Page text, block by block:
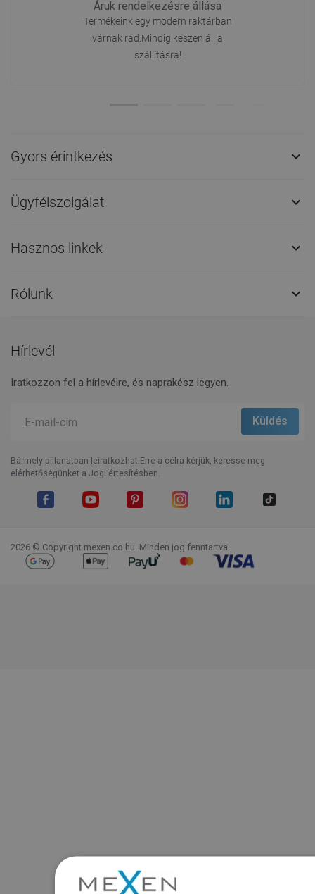
Áruk rendelkezésre állása
Termékeink egy modern raktárban
várnak rád.Mindig készen áll a
szállításra!
Gyors érintkezés 
Ügyfélszolgálat 
Hasznos linkek 
Rólunk 
Hírlevél
Iratkozzon fel a hírlevélre, és naprakész legyen.
Bármely pillanatban leiratkozhat.Erre a célra kérjük, keresse meg
elérhetőségünket a Jogi értesítésben.
2026 © Copyright mexen.co.hu. Minden jog fenntartva.